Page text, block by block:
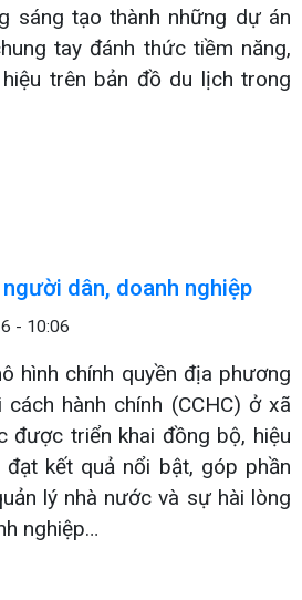
sáng tạo thành những dự án
tay đánh thức tiềm năng,
trên bản đồ du lịch trong
dân, doanh nghiệp
- 10:06
hình chính quyền địa phương
hành chính (CCHC) ở xã
được triển khai đồng bộ, hiệu
đạt kết quả nổi bật, góp phần
lý nhà nước và sự hài lòng
nghiệp…